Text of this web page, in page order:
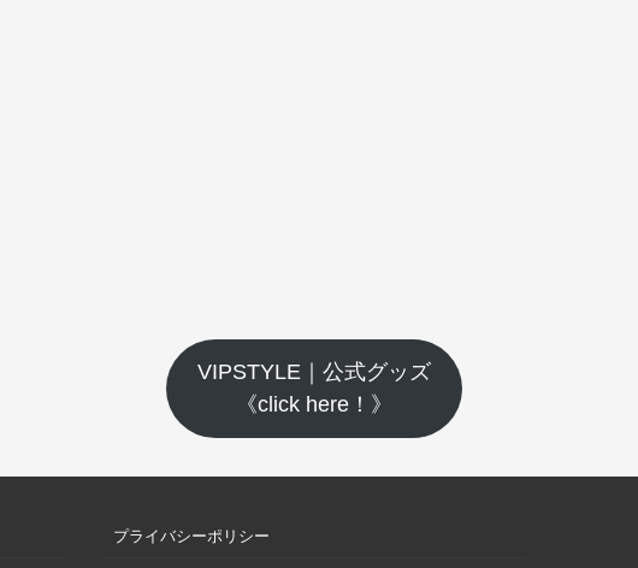
VIPSTYLE｜公式グッズ
《click here！》
プライバシーポリシー